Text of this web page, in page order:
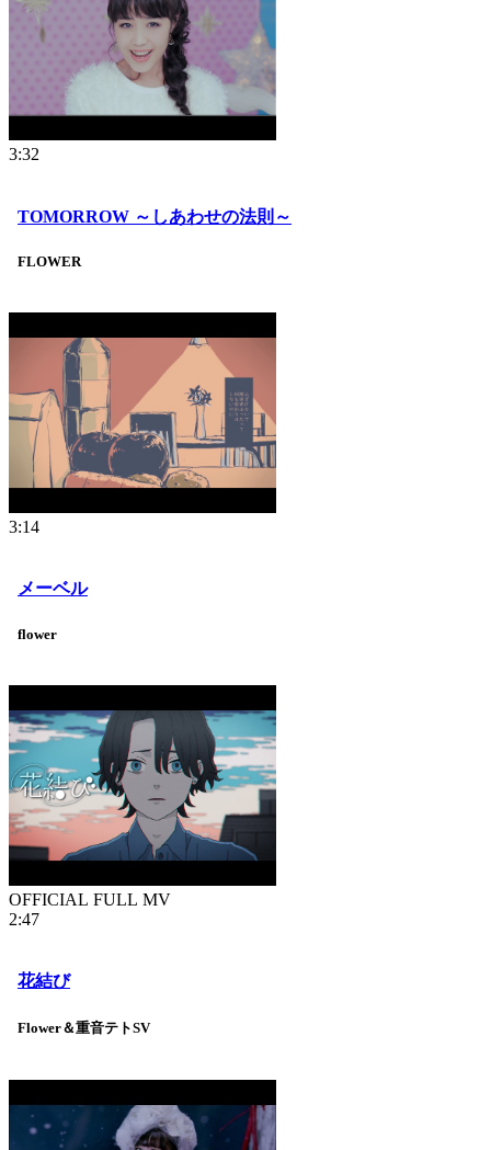
3:32
TOMORROW ～しあわせの法則～
FLOWER
3:14
メーベル
flower
OFFICIAL FULL MV
2:47
花結び
Flower＆重音テトSV